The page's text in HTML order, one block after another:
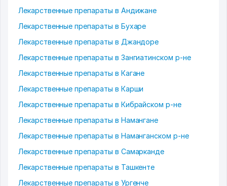
Лекарственные препараты в Андижане
Лекарственные препараты в Бухаре
Лекарственные препараты в Джандоре
Лекарственные препараты в Зангиатинском р-не
Лекарственные препараты в Кагане
Лекарственные препараты в Карши
Лекарственные препараты в Кибрайском р-не
Лекарственные препараты в Намангане
Лекарственные препараты в Наманганском р-не
Лекарственные препараты в Самарканде
Лекарственные препараты в Ташкенте
Лекарственные препараты в Ургенче